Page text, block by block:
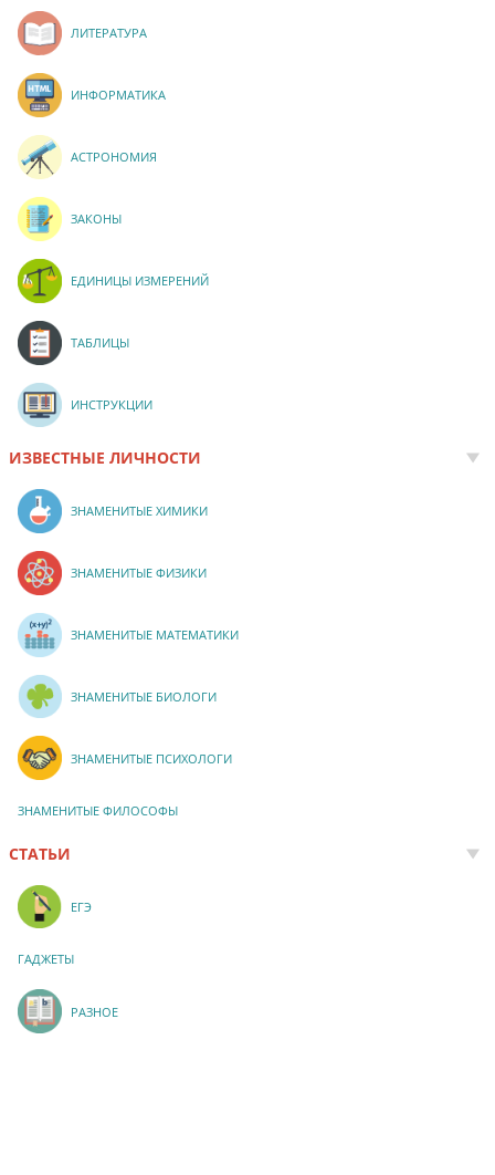
ЛИТЕРАТУРА
ИНФОРМАТИКА
АСТРОНОМИЯ
ЗАКОНЫ
ЕДИНИЦЫ ИЗМЕРЕНИЙ
ТАБЛИЦЫ
ИНСТРУКЦИИ
ИЗВЕСТНЫЕ ЛИЧНОСТИ
ЗНАМЕНИТЫЕ ХИМИКИ
ЗНАМЕНИТЫЕ ФИЗИКИ
ЗНАМЕНИТЫЕ МАТЕМАТИКИ
ЗНАМЕНИТЫЕ БИОЛОГИ
ЗНАМЕНИТЫЕ ПСИХОЛОГИ
ЗНАМЕНИТЫЕ ФИЛОСОФЫ
СТАТЬИ
ЕГЭ
ГАДЖЕТЫ
РАЗНОЕ